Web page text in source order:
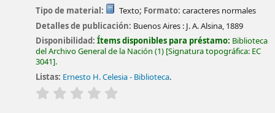
Tipo de material: Texto; Formato: caracteres normales
Detalles de publicación: Buenos Aires : J. A. Alsina, 1889
Disponibilidad:Ítems disponibles para préstamo: Biblioteca
del Archivo General de la Nación (1) Signatura topográfica: EC
3041 .
Listas: Ernesto H. Celesia - Biblioteca.
valoración